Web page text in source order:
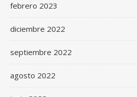
febrero 2023
diciembre 2022
septiembre 2022
agosto 2022